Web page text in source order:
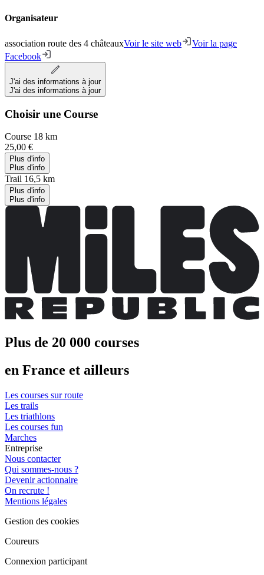
Organisateur
association route des 4 châteauxVoir le site web
Voir la page
Facebook
J'ai des informations à jour
J'ai des informations à jour
Choisir une Course
Course 18 km
25,00 €
Plus d'info
Plus d'info
Trail 16,5 km
Plus d'info
Plus d'info
Plus de 20 000 courses
en France et ailleurs
Les courses sur route
Les trails
Les triathlons
Les courses fun
Marches
Entreprise
Nous contacter
Qui sommes-nous ?
Devenir actionnaire
On recrute !
Mentions légales
Gestion des cookies
Coureurs
Connexion participant